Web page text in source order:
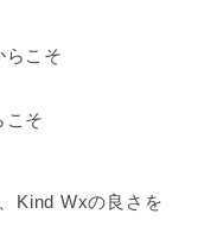
らこそ
こそ
Kind Wxの良さを